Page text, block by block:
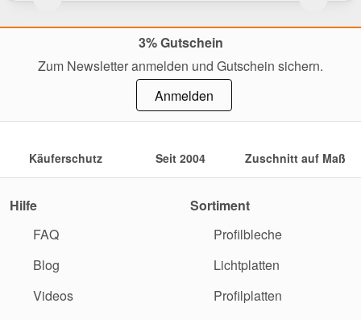
3% Gutschein
Zum Newsletter anmelden und Gutschein sichern.
Anmelden
Käuferschutz Seit 2004 Zuschnitt auf Maß
Hilfe
FAQ
Blog
Videos
Sortiment
Profilbleche
Lichtplatten
Profilplatten